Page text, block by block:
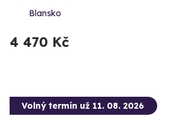
Blansko
4 470 Kč
Volný termín už 11. 08. 2026